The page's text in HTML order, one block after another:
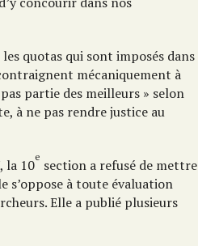
quotas qui sont imposés dans
mécaniquement à
partie des meilleurs » selon
à ne pas rendre justice au
la 10e section a refusé de mettre
s’oppose à toute évaluation
Elle a publié plusieurs